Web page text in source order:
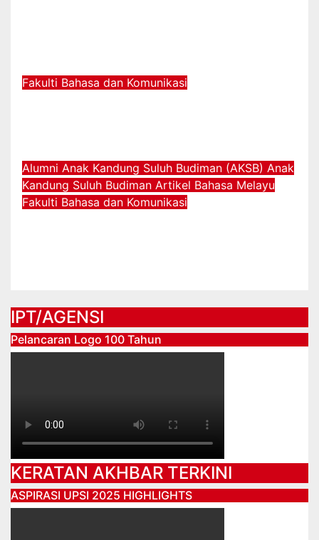
Fakulti Bahasa dan Komunikasi
Alumni Anak Kandung Suluh Budiman (AKSB) Anak
Kandung Suluh Budiman Artikel Bahasa Melayu
Fakulti Bahasa dan Komunikasi
IPT/AGENSI
Pelancaran Logo 100 Tahun
KERATAN AKHBAR TERKINI
ASPIRASI UPSI 2025 HIGHLIGHTS